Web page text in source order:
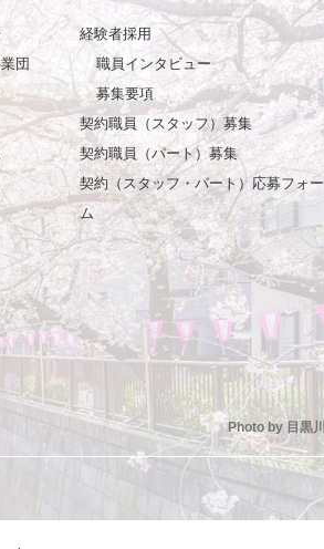
団
経験者採用
職員インタビュー
募集要項
契約職員（スタッフ）募集
契約職員（パート）募集
契約（スタッフ・パート）応募フォー
ム